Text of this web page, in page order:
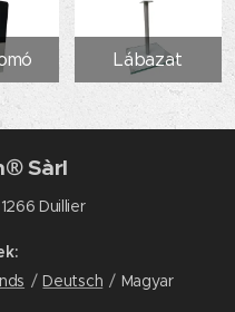
Lábazat
Sàrl
Duillier
Deutsch Magyar